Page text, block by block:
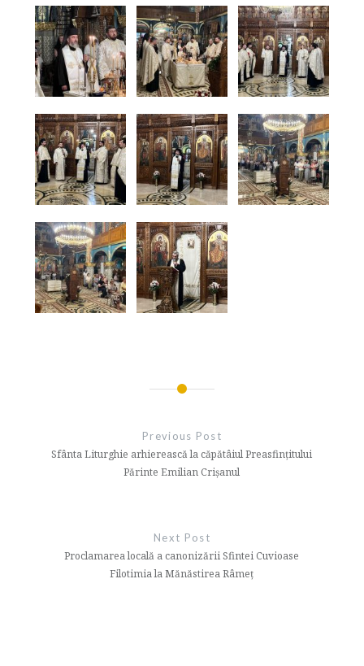
articole
Previous Post
Sfânta Liturghie arhierească la căpătâiul Preasfințitului
Părinte Emilian Crișanul
Next Post
Proclamarea locală a canonizării Sfintei Cuvioase
Filotimia la Mănăstirea Râmeț